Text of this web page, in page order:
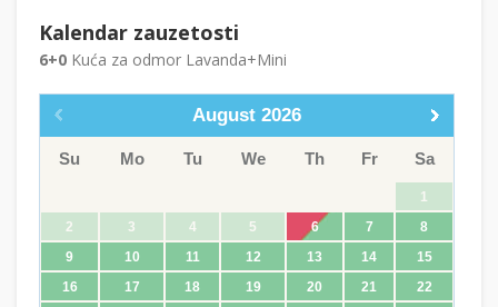
Kalendar zauzetosti
6+0 Kuća za odmor Lavanda+Mini
August 2026
Su Mo Tu We Th Fr Sa
1
2
3 4 5 6 7
8
9
10 11 12 13 14
15
16
17 18 19 20 21
22